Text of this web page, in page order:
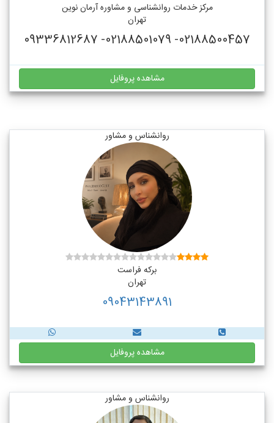
مرکز خدمات روانشناسی و مشاوره آرمان نوین
تهران
02188500457- 02188501079- 09336812687
مشاهده پروفایل
روانشناس و مشاور
برکه فراست
تهران
09043143891
مشاهده پروفایل
روانشناس و مشاور